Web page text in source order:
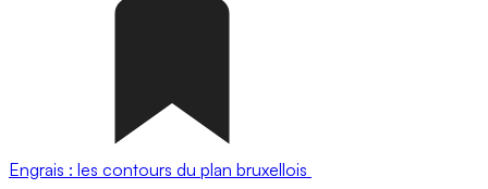
Engrais : les contours du plan bruxellois